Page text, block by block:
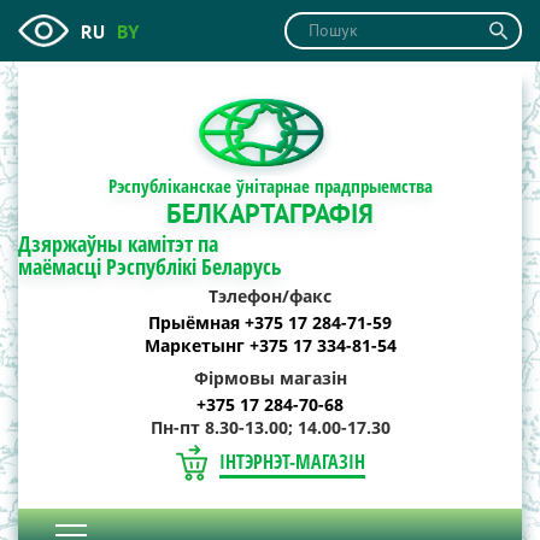
RU BY
Рэспубліканскае ўнітарнае прадпрыемства
БЕЛКАРТАГРАФІЯ
Дзяржаўны камітэт па
маёмасці Рэспублікі Беларусь
Тэлефон/факс
Прыёмная +375 17 284-71-59
Маркетынг +375 17 334-81-54
Фірмовы магазін
+375 17 284-70-68
Пн-пт 8.30-13.00; 14.00-17.30
ІНТЭРНЭТ-МАГАЗІН